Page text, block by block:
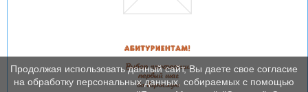
Продолжая использовать данный сайт, Вы даете свое согласие
на обработку персональных данных, собираемых с помощью